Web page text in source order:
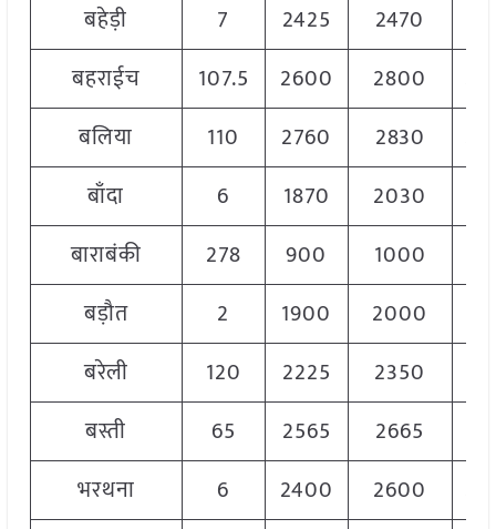
बहेड़ी
7 2425 2470
बहराईच
107.5 2600 2800
बलिया
110 2760 2830
बाँदा
6 1870 2030
बाराबंकी
278 900 1000
बड़ौत
2 1900 2000
बरेली
120 2225 2350
बस्ती
65 2565 2665
भरथना
6 2400 2600